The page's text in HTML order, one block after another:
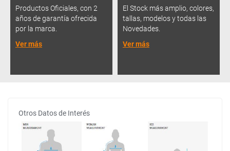
Productos Oficiales, con 2
años de garantía ofrecida
por la marca.
Ver más
El Stock más amplio, colores,
tallas, modelos y todas las
Novedades.
Ver más
Otros Datos de Interés